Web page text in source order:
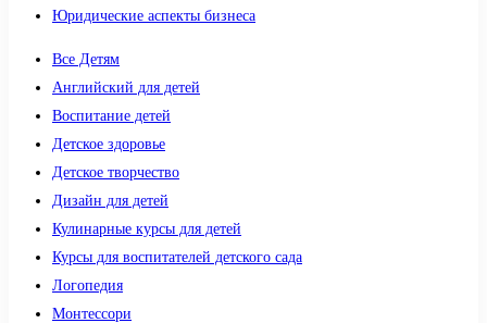
Юридические аспекты бизнеса
Все Детям
Английский для детей
Воспитание детей
Детское здоровье
Детское творчество
Дизайн для детей
Кулинарные курсы для детей
Курсы для воспитателей детского сада
Логопедия
Монтессори